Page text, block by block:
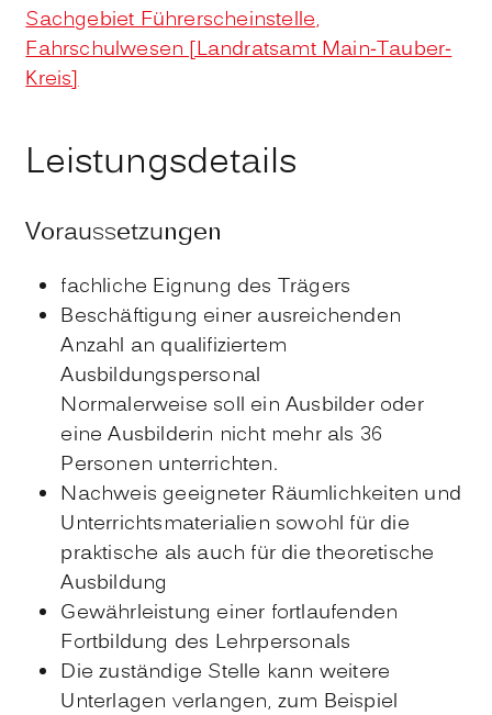
Sachgebiet Führerscheinstelle,
Fahrschulwesen [Landratsamt Main-Tauber-
Kreis]
Leistungsdetails
Voraussetzungen
fachliche Eignung des Trägers
Beschäftigung einer ausreichenden
Anzahl an qualifiziertem
Ausbildungspersonal
Normalerweise soll ein Ausbilder oder
eine Ausbilderin nicht mehr als 36
Personen unterrichten.
Nachweis geeigneter Räumlichkeiten und
Unterrichtsmaterialien sowohl für die
praktische als auch für die theoretische
Ausbildung
Gewährleistung einer fortlaufenden
Fortbildung des Lehrpersonals
Die zuständige Stelle kann weitere
Unterlagen verlangen, zum Beispiel